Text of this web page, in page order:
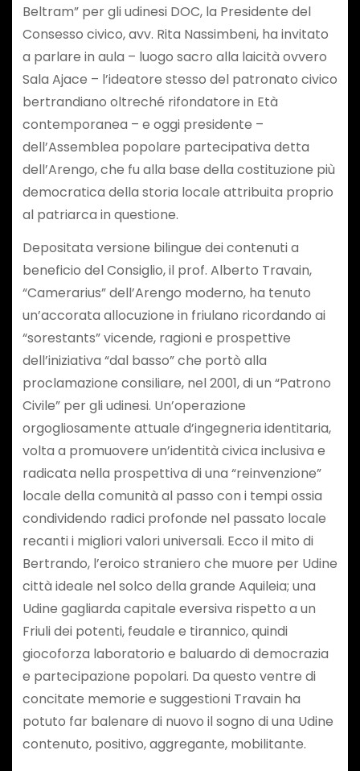
Beltram” per gli udinesi DOC, la Presidente del
Consesso civico, avv. Rita Nassimbeni, ha invitato
a parlare in aula – luogo sacro alla laicità ovvero
Sala Ajace – l’ideatore stesso del patronato civico
bertrandiano oltreché rifondatore in Età
contemporanea – e oggi presidente –
dell’Assemblea popolare partecipativa detta
dell’Arengo, che fu alla base della costituzione più
democratica della storia locale attribuita proprio
al patriarca in questione.
Depositata versione bilingue dei contenuti a
beneficio del Consiglio, il prof. Alberto Travain,
“Camerarius” dell’Arengo moderno, ha tenuto
un’accorata allocuzione in friulano ricordando ai
“sorestants” vicende, ragioni e prospettive
dell’iniziativa “dal basso” che portò alla
proclamazione consiliare, nel 2001, di un “Patrono
Civile” per gli udinesi. Un’operazione
orgogliosamente attuale d’ingegneria identitaria,
volta a promuovere un’identità civica inclusiva e
radicata nella prospettiva di una “reinvenzione”
locale della comunità al passo con i tempi ossia
condividendo radici profonde nel passato locale
recanti i migliori valori universali. Ecco il mito di
Bertrando, l’eroico straniero che muore per Udine
città ideale nel solco della grande Aquileia; una
Udine gagliarda capitale eversiva rispetto a un
Friuli dei potenti, feudale e tirannico, quindi
giocoforza laboratorio e baluardo di democrazia
e partecipazione popolari. Da questo ventre di
concitate memorie e suggestioni Travain ha
potuto far balenare di nuovo il sogno di una Udine
contenuto, positivo, aggregante, mobilitante.